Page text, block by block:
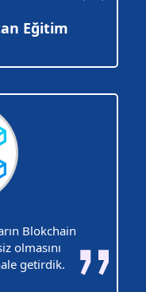
Eğitim
Blokchain
olmasını
getirdik.